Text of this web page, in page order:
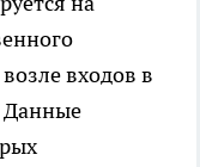
входов в
Данные